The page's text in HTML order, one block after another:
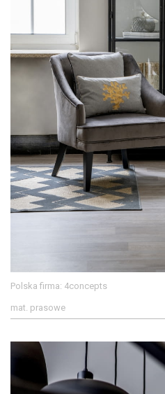
Polska firma: 4concepts
mat. prasowe